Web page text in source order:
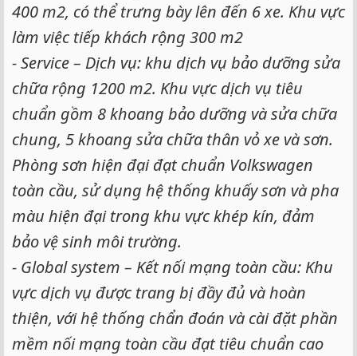
400 m2, có thể trưng bày lên đến 6 xe. Khu vực
làm việc tiếp khách rộng 300 m2
- Service – Dịch vụ: khu dịch vụ bảo dưỡng sửa
chữa rộng 1200 m2. Khu vực dịch vụ tiêu
chuẩn gồm 8 khoang bảo dưỡng và sửa chữa
chung, 5 khoang sửa chữa thân vỏ xe và sơn.
Phòng sơn hiện đại đạt chuẩn Volkswagen
toàn cầu, sử dụng hệ thống khuấy sơn và pha
màu hiện đại trong khu vực khép kín, đảm
bảo vệ sinh môi trường.
- Global system – Kết nối mạng toàn cầu: Khu
vực dịch vụ được trang bị đầy đủ và hoàn
thiện, với hệ thống chẩn đoán và cài đặt phần
mềm nối mạng toàn cầu đạt tiêu chuẩn cao